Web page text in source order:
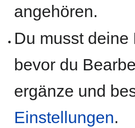
angehören.
Du musst
bevor du
ergänze und
Einstellungen.